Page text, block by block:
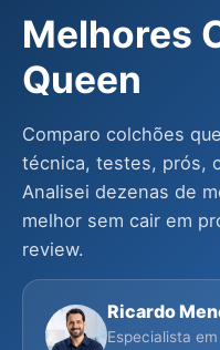
Melhores
Queen
Comparo colchões
técnica, testes, prós,
Analisei dezenas de
melhor sem cair em
review.
Ricardo
Especialista